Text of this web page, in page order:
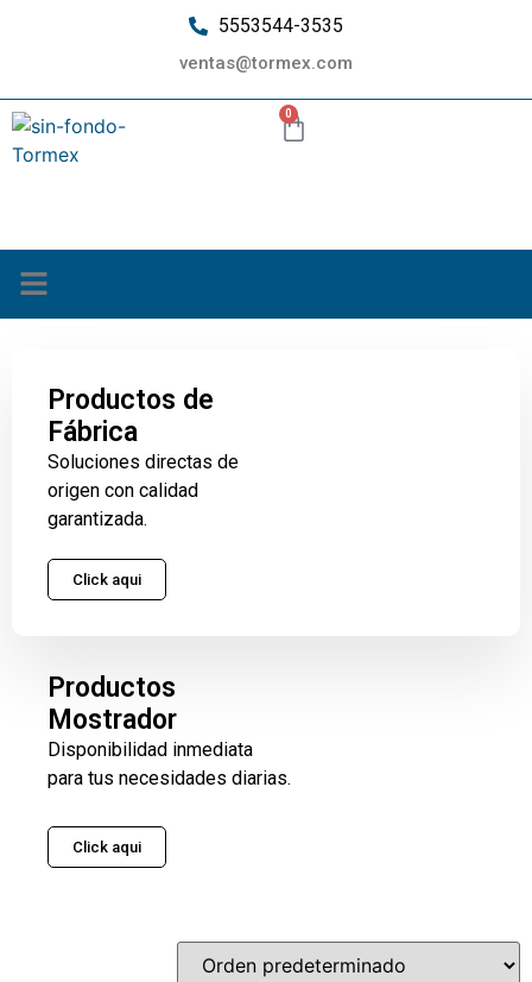
5553544-3535
ventas@tormex.com
0
Productos de
Fábrica
Soluciones directas de
origen con calidad
garantizada.
Click aqui
Productos
Mostrador
Disponibilidad inmediata
para tus necesidades diarias.
Click aqui